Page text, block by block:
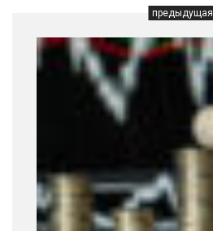
предыдущая